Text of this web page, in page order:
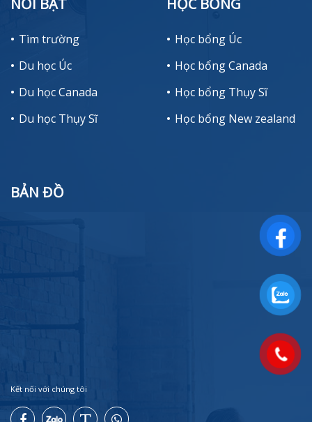
NỔI BẬT
Tìm trường
Du học Úc
Du học Canada
Du học Thụy Sĩ
HỌC BỔNG
Học bổng Úc
Học bổng Canada
Học bổng Thụy Sĩ
Học bổng New zealand
BẢN ĐỒ
Kết nối với chúng tôi